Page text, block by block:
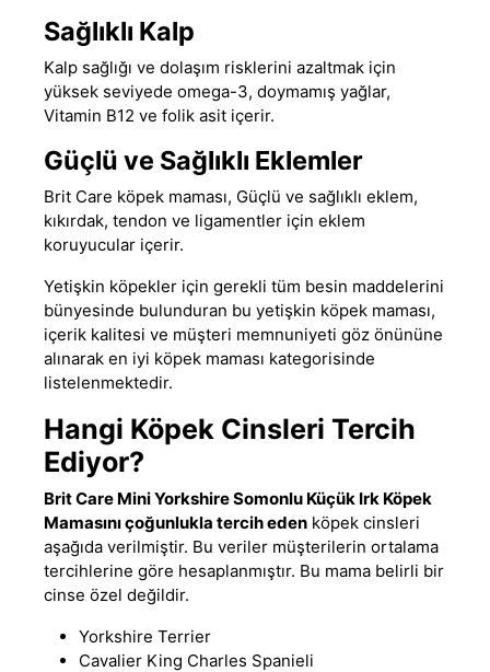
Sağlıklı Kalp
Kalp sağlığı ve dolaşım risklerini azaltmak için
yüksek seviyede omega-3, doymamış yağlar,
Vitamin B12 ve folik asit içerir.
Güçlü ve Sağlıklı Eklemler
Brit Care köpek maması, Güçlü ve sağlıklı eklem,
kıkırdak, tendon ve ligamentler için eklem
koruyucular içerir.
Yetişkin köpekler için gerekli tüm besin maddelerini
bünyesinde bulunduran bu yetişkin köpek maması,
içerik kalitesi ve müşteri memnuniyeti göz önününe
alınarak en iyi köpek maması kategorisinde
listelenmektedir.
Hangi Köpek Cinsleri Tercih
Ediyor?
Brit Care Mini Yorkshire Somonlu Küçük Irk Köpek
Mamasını çoğunlukla tercih eden köpek cinsleri
aşağıda verilmiştir. Bu veriler müşterilerin ortalama
tercihlerine göre hesaplanmıştır. Bu mama belirli bir
cinse özel değildir.
Yorkshire Terrier
Cavalier King Charles Spanieli